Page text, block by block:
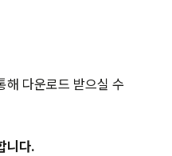
다운로드 받으실 수
니다.